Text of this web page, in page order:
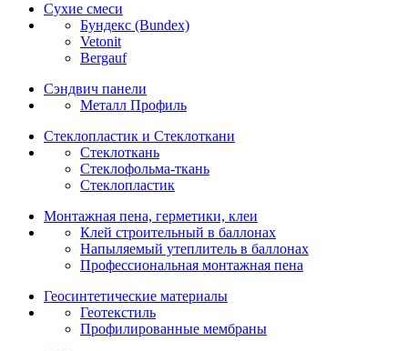
Сухие смеси
Бундекс (Bundex)
Vetonit
Bergauf
Сэндвич панели
Металл Профиль
Стеклопластик и Стеклоткани
Стеклоткань
Стеклофольма-ткань
Стеклопластик
Монтажная пена, герметики, клеи
Клей строительный в баллонах
Напыляемый утеплитель в баллонах
Профессиональная монтажная пена
Геосинтетические материалы
Геотекстиль
Профилированные мембраны